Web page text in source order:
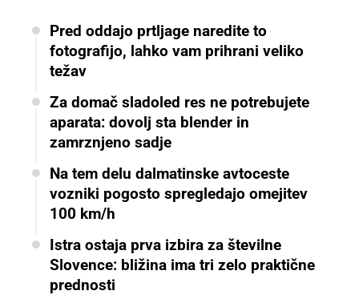
Pred oddajo prtljage naredite to
fotografijo, lahko vam prihrani veliko
težav
Za domač sladoled res ne potrebujete
aparata: dovolj sta blender in
zamrznjeno sadje
Na tem delu dalmatinske avtoceste
vozniki pogosto spregledajo omejitev
100 km/h
Istra ostaja prva izbira za številne
Slovence: bližina ima tri zelo praktične
prednosti